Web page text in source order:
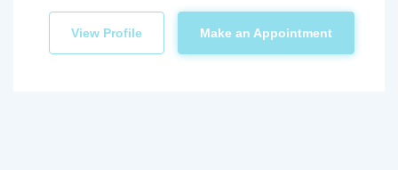
View Profile Make an Appointment